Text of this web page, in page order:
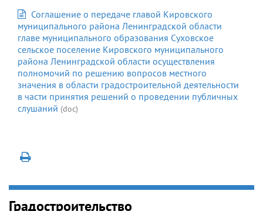
Соглашение о передаче главой Кировского
муниципального района Ленинградской области
главе муниципального образования Суховское
сельское поселение Кировского муниципального
района Ленинградской области осуществления
полномочий по решению вопросов местного
значения в области градостроительной деятельности
в части принятия решений о проведении публичных
слушаний (doc)
Градостроительство